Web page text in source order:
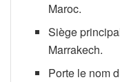
Maroc.
Siège
Marrakech.
Porte le nom